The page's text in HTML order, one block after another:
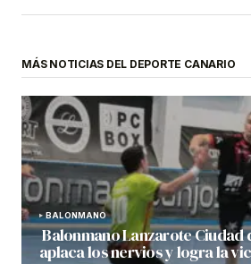
MÁS NOTICIAS DEL DEPORTE CANARIO
BALONMANO
Balonmano Lanzarote Ciudad
aplaca los nervios y logra la